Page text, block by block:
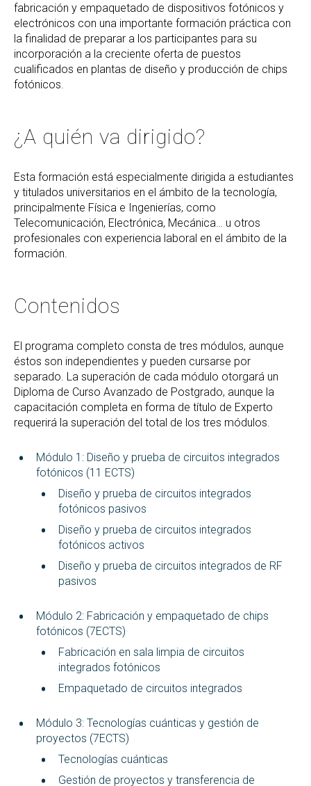
fabricación y empaquetado de dispositivos fotónicos y
electrónicos con una importante formación práctica con
la finalidad de preparar a los participantes para su
incorporación a la creciente oferta de puestos
cualificados en plantas de diseño y producción de chips
fotónicos.
¿A quién va dirigido?
Esta formación está especialmente dirigida a estudiantes
y titulados universitarios en el ámbito de la tecnología,
principalmente Física e Ingenierías, como
Telecomunicación, Electrónica, Mecánica… u otros
profesionales con experiencia laboral en el ámbito de la
formación.
Contenidos
El programa completo consta de tres módulos, aunque
éstos son independientes y pueden cursarse por
separado. La superación de cada módulo otorgará un
Diploma de Curso Avanzado de Postgrado, aunque la
capacitación completa en forma de título de Experto
requerirá la superación del total de los tres módulos.
Módulo 1: Diseño y prueba de circuitos integrados
fotónicos (11 ECTS)
Diseño y prueba de circuitos integrados
fotónicos pasivos
Diseño y prueba de circuitos integrados
fotónicos activos
Diseño y prueba de circuitos integrados de RF
pasivos
Módulo 2: Fabricación y empaquetado de chips
fotónicos (7ECTS)
Fabricación en sala limpia de circuitos
integrados fotónicos
Empaquetado de circuitos integrados
Módulo 3: Tecnologías cuánticas y gestión de
proyectos (7ECTS)
Tecnologías cuánticas
Gestión de proyectos y transferencia de